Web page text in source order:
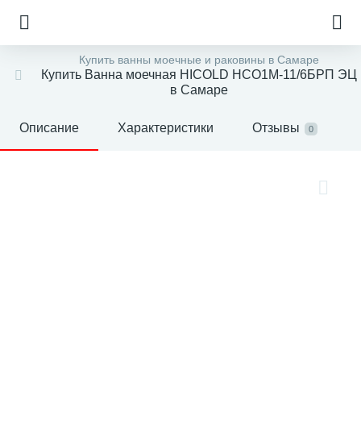
Купить ванны моечные и раковины в Самаре
Купить Ванна моечная HICOLD НСО1М-11/6БРП ЭЦ
в Самаре
Описание Характеристики Отзывы 0